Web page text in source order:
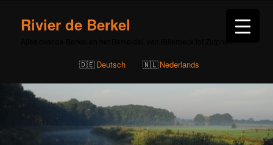
Rivier de Berkel
Deutsch Nederlands